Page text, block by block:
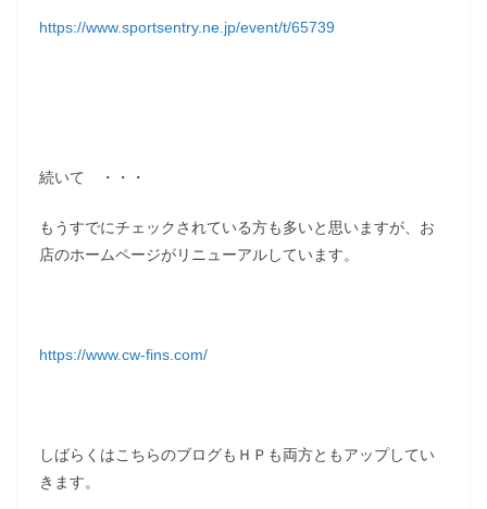
https://www.sportsentry.ne.jp/event/t/65739
続いて ・・・
もうすでにチェックされている方も多いと思いますが、お
店のホームページがリニューアルしています。
https://www.cw-fins.com/
しばらくはこちらのブログもＨＰも両方ともアップしてい
きます。